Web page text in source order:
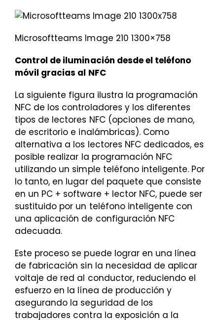
Microsoftteams Image 210 1300×758
Control de iluminación desde el teléfono
móvil gracias al NFC
La siguiente figura ilustra la programación
NFC de los controladores y los diferentes
tipos de lectores NFC (opciones de mano,
de escritorio e inalámbricas). Como
alternativa a los lectores NFC dedicados, es
posible realizar la programación NFC
utilizando un simple teléfono inteligente. Por
lo tanto, en lugar del paquete que consiste
en un PC + software + lector NFC, puede ser
sustituido por un teléfono inteligente con
una aplicación de configuración NFC
adecuada.
Este proceso se puede lograr en una línea
de fabricación sin la necesidad de aplicar
voltaje de red al conductor, reduciendo el
esfuerzo en la línea de producción y
asegurando la seguridad de los
trabajadores contra la exposición a la